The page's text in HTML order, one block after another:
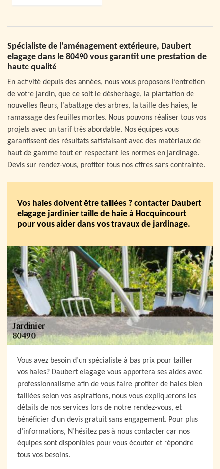
Spécialiste de l’aménagement extérieure, Daubert
elagage dans le 80490 vous garantit une prestation de
haute qualité
En activité depuis des années, nous vous proposons l’entretien
de votre jardin, que ce soit le désherbage, la plantation de
nouvelles fleurs, l’abattage des arbres, la taille des haies, le
ramassage des feuilles mortes. Nous pouvons réaliser tous vos
projets avec un tarif très abordable. Nos équipes vous
garantissent des résultats satisfaisant avec des matériaux de
haut de gamme tout en respectant les normes en jardinage.
Devis sur rendez-vous, profiter tous nos offres sans contrainte.
Vos haies doivent être taillées ? contacter Daubert
elagage jardinier taille de haie à Hocquincourt
pour vous aider dans vos travaux de jardinage.
Vous avez besoin d’un spécialiste à bas prix pour tailler
vos haies? Daubert elagage vous apportera ses aides avec
professionnalisme afin de vous faire profiter de haies bien
taillées selon vos aspirations, nous vous expliquerons les
détails de nos services lors de notre rendez-vous, et
bénéficier d’un devis gratuit sans engagement. Pour plus
d’informations, N’hésitez pas à nous contacter car nos
équipes sont disponibles pour vous écouter et répondre
tous vos besoins.